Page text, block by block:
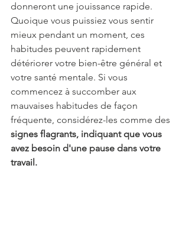
donneront une jouissance rapide.
Quoique vous puissiez vous sentir
mieux pendant un moment, ces
habitudes peuvent rapidement
détériorer votre bien-être général et
votre santé mentale. Si vous
commencez à succomber aux
mauvaises habitudes de façon
fréquente, considérez-les comme des
signes flagrants, indiquant que vous
avez besoin d'une pause dans votre
travail.